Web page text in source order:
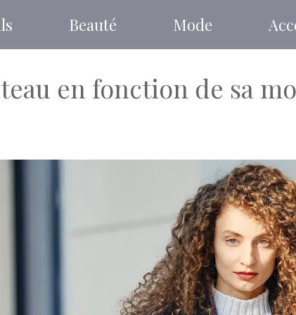
Beauté Mode
en fonction de sa